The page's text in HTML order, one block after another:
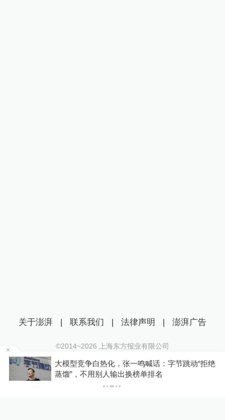
大模型竞争白热化，张一鸣喊话：字节跳动“拒绝
蒸馏”，不用别人输出换榜单排名
关于澎湃 | 联系我们 | 法律声明 | 澎湃广告
©2014~2026 上海东方报业有限公司
沪ICP证：沪B2-20170116 | 沪ICP备14003370号
互联网新闻信息服务许可证：31120170006
沪公网安备 31010602000299号